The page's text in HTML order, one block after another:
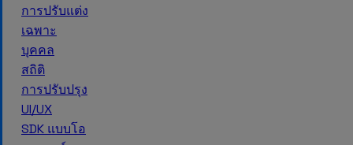
การปรับแต่ง
เฉพาะ
บุคคล
สถิติ
การปรับปรุง
UI/UX
SDK แบบโอ